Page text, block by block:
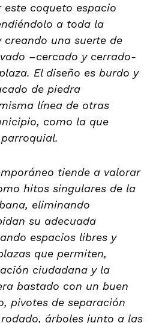
coqueto espacio
a toda la
una suerte de
–cercado y cerrado-
El diseño es burdo y
de piedra
línea de otras
como la que
tiende a valorar
hitos singulares de la
eliminando
su adecuada
espacios libres y
que permiten,
ciudadana y la
bastado con un buen
pivotes de separación
árboles junto a las